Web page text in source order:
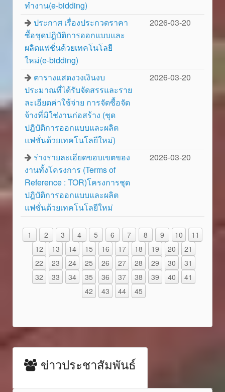
ทำงาน(e-bidding)
ประกาศ เรื่องประกวดราคา
ซื้อชุดปฎิบัติการออกแบบและ
ผลิตแฟชั่นด้วยเทคโนโลยี
ใหม่(e-bidding)
2026-03-20
ตารางแสดงวงเงินงบ
ประมาณที่ได้รับจัดสรรและราย
ละเอียดค่าใช้จ่าย การจัดซื้อจัด
จ้างที่มิใช่งานก่อสร้าง (ชุด
ปฎิบัติการออกแบบและผลิต
แฟชั่นด้วยเทคโนโลยีใหม่)
2026-03-20
ร่างรายละเอียดขอบเขตของ
งานทั้งโครงการ (Terms of
Reference : TOR)โครงการชุด
ปฎิบัติการออกแบบและผลิต
แฟชั่นด้วยเทคโนโลยีใหม่
2026-03-20
1 2 3 4 5 6 7 8 9 10
11
12
13 14 15 16 17 18 19 20
21
22
23 24 25 26 27 28 29 30
31
32
33 34 35 36 37 38 39 40
41
42
43 44 45
ข่าวประชาสัมพันธ์